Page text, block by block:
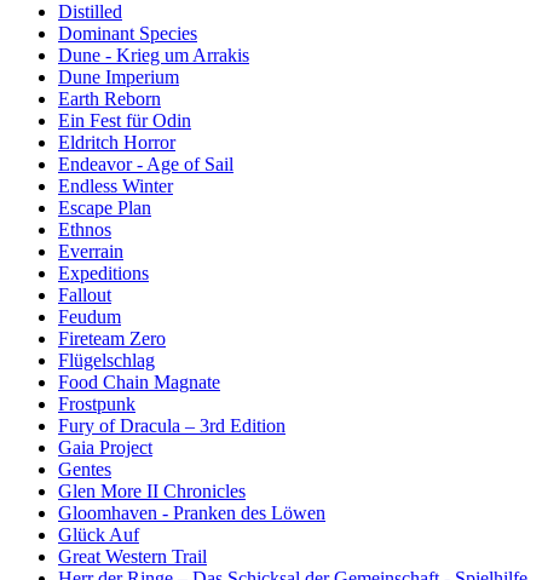
Distilled
Dominant Species
Dune - Krieg um Arrakis
Dune Imperium
Earth Reborn
Ein Fest für Odin
Eldritch Horror
Endeavor - Age of Sail
Endless Winter
Escape Plan
Ethnos
Everrain
Expeditions
Fallout
Feudum
Fireteam Zero
Flügelschlag
Food Chain Magnate
Frostpunk
Fury of Dracula – 3rd Edition
Gaia Project
Gentes
Glen More II Chronicles
Gloomhaven - Pranken des Löwen
Glück Auf
Great Western Trail